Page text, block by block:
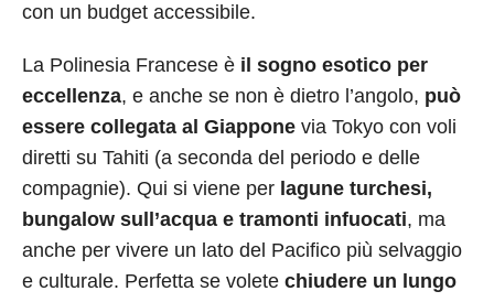
con un budget accessibile.
La Polinesia Francese è il sogno esotico per
eccellenza, e anche se non è dietro l’angolo, può
essere collegata al Giappone via Tokyo con voli
diretti su Tahiti (a seconda del periodo e delle
compagnie). Qui si viene per lagune turchesi,
bungalow sull’acqua e tramonti infuocati, ma
anche per vivere un lato del Pacifico più selvaggio
e culturale. Perfetta se volete chiudere un lungo